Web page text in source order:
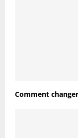
Comment